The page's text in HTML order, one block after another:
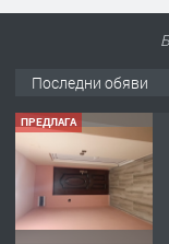
Последни обяви
ПРЕДЛАГА